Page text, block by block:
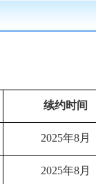
续约时间
2025年8月
2025年8月